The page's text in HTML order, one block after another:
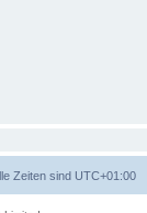
Zeiten sind UTC+01:00